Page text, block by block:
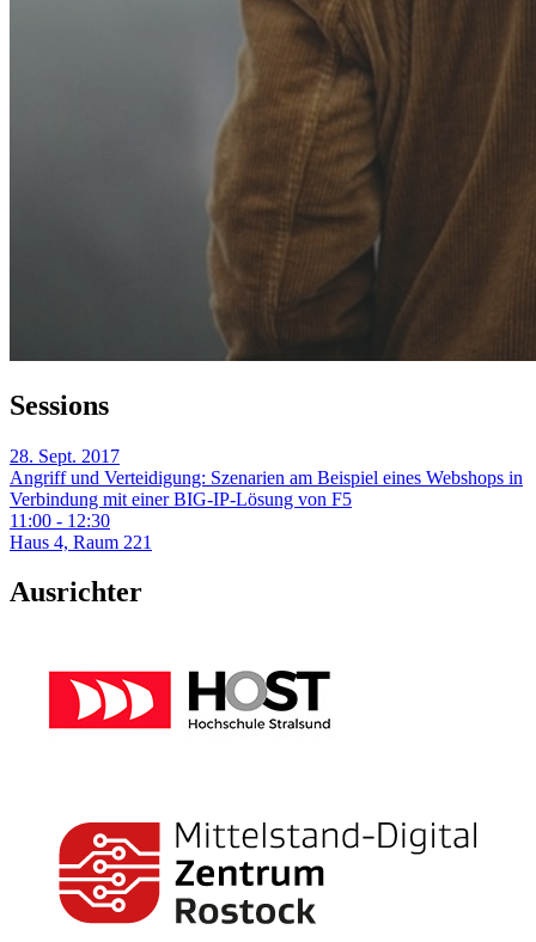
Sessions
28. Sept. 2017
Angriff und Verteidigung: Szenarien am Beispiel eines Webshops in
Verbindung mit einer BIG-IP-Lösung von F5
11:00 - 12:30
Haus 4, Raum 221
Ausrichter